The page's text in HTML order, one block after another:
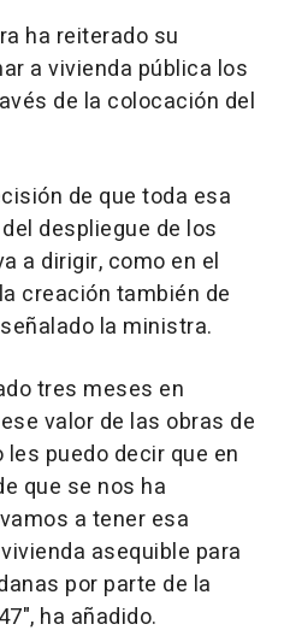
ha reiterado su
a vivienda pública los
de la colocación del
de que toda esa
despliegue de los
a dirigir, como en el
creación también de
la ministra.
tres meses en
valor de las obras de
puedo decir que en
que se nos ha
a tener esa
asequible para
por parte de la
ha añadido.